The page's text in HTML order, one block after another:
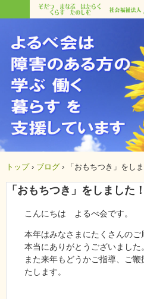
トップ › ブログ › 「おもちつき」をし
「おもちつき」をしました！
こんにちは よるべ会です。
本年はみなさまにたくさんのご
本当にありがとうございました。
また来年もどうかご指導、ご
たします。